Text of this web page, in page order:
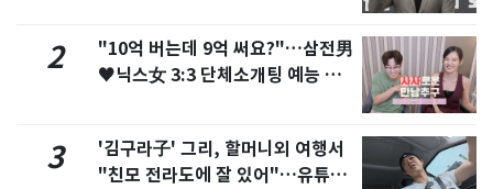
2
"10억 버는데 9억 써요?"…삼전男
♥닉스女 3:3 단체소개팅 예능 화
3
'김구라子' 그리, 할머니외 여행서
"친모 전라도에 잘 있어"…유튜브